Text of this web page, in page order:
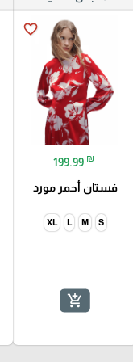
favorite_border
199.99 ₪
فستان أحمر مورد
S
M
L
XL
add_shopping_cart